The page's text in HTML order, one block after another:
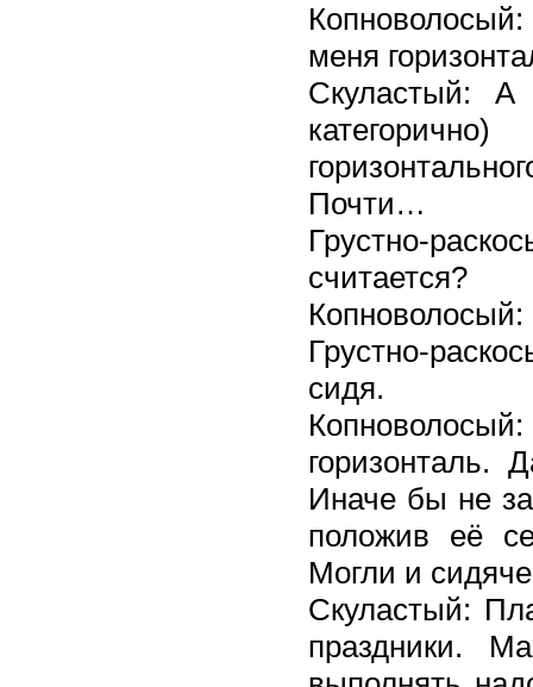
Копноволосый:
меня
Скуластый: А
Почти…
Грустно-
считается?
Грустно-
сидя.
горизонталь.
Иначе бы не
положив её
Могли и
Скуластый:
праздники.